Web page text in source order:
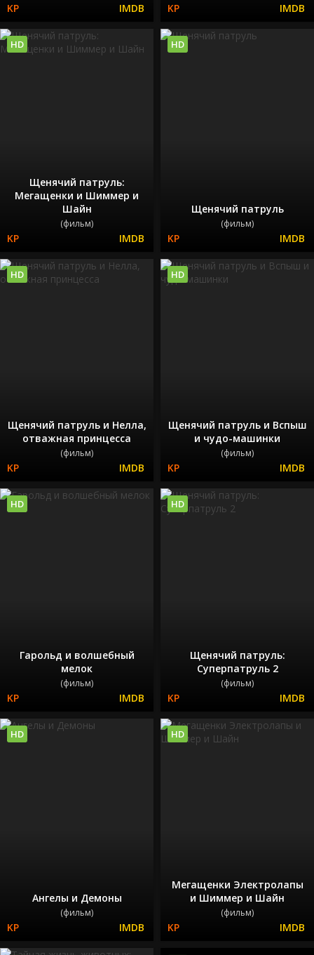
Щенячий патруль:
Мегащенки и Шиммер и
Шайн
(фильм)
HD
Щенячий патруль
(фильм)
HD
Щенячий патруль и Нелла,
отважная принцесса
(фильм)
HD
Щенячий патруль и Вспыш
и чудо-машинки
(фильм)
HD
Гарольд и волшебный
мелок
(фильм)
HD
Щенячий патруль:
Суперпатруль 2
(фильм)
HD
Ангелы и Демоны
(фильм)
HD
Мегащенки Электролапы
и Шиммер и Шайн
(фильм)
HD